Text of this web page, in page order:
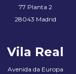
77 Planta 2
28043 Madrid
Vila Real
Avenida da Europa